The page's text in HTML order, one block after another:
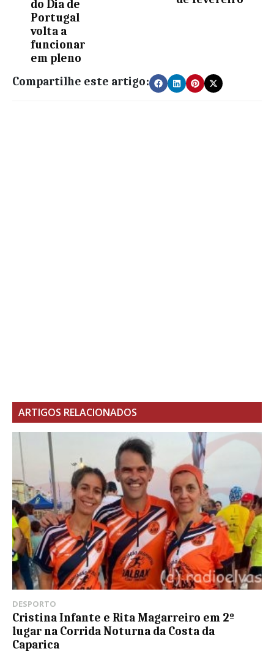
do Dia de
Portugal
volta a
funcionar
em pleno
Compartilhe este artigo:
ARTIGOS RELACIONADOS
DESPORTO
Cristina Infante e Rita Magarreiro em 2º
lugar na Corrida Noturna da Costa da
Caparica